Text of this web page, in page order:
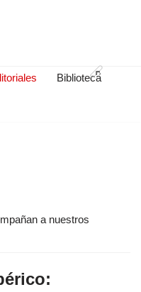
Biblioteca
a nuestros